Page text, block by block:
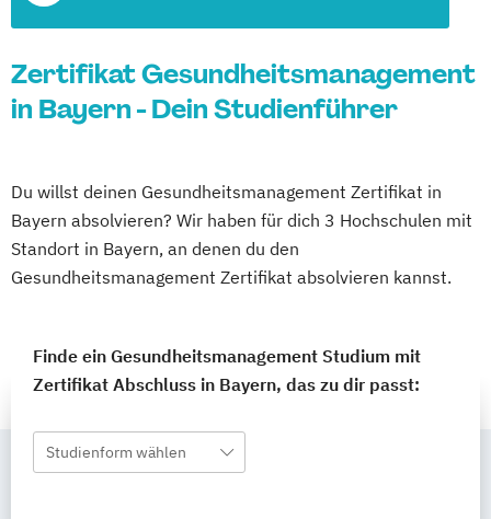
Zertifikat Gesundheitsmanagement
in Bayern - Dein Studienführer
Du willst deinen Gesundheitsmanagement Zertifikat in
Bayern absolvieren? Wir haben für dich 3 Hochschulen mit
Standort in Bayern, an denen du den
Gesundheitsmanagement Zertifikat absolvieren kannst.
Finde ein Gesundheitsmanagement Studium mit
Zertifikat Abschluss in Bayern, das zu dir passt:
Studienform wählen